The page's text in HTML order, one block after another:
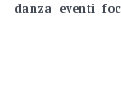
danza eventi